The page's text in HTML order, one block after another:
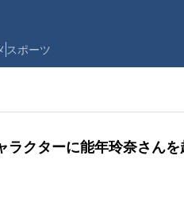
スポーツ
ラクターに能年玲奈さ